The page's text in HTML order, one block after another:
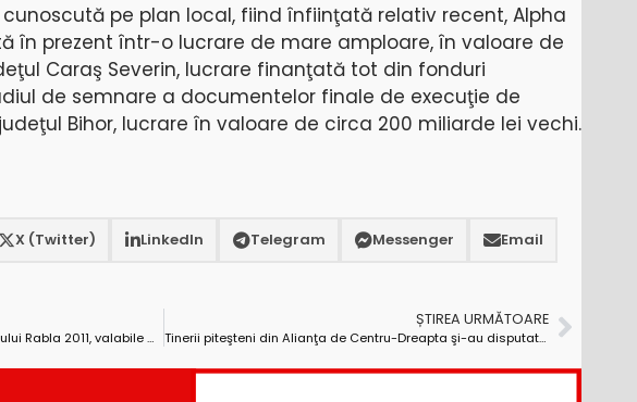
pe plan local, fiind înfiinţată relativ recent, Alpha
în prezent într-o lucrare de mare amploare, în valoare de
Caraş Severin, lucrare finanţată tot din fonduri
de semnare a documentelor finale de execuţie de
Bihor, lucrare în valoare de circa 200 miliarde lei vechi.
X (Twitter) LinkedIn Telegram Messenger Email
Atenţie, argeşeni! Tichetele programului Rabla 2011, valabile doar până la 23 noiembrie
ȘTIREA URMĂTOARE
Tinerii piteşteni din Alianţa de Centru-Dreapta şi-au disputat Cupa la Bowling